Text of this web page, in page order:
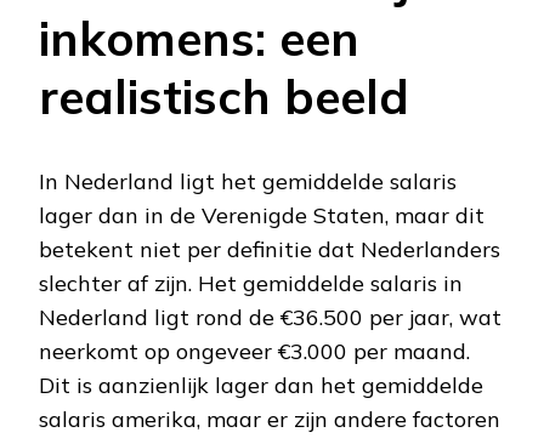
inkomens: een
realistisch beeld
In Nederland ligt het gemiddelde salaris
lager dan in de Verenigde Staten, maar dit
betekent niet per definitie dat Nederlanders
slechter af zijn. Het gemiddelde salaris in
Nederland ligt rond de €36.500 per jaar, wat
neerkomt op ongeveer €3.000 per maand.
Dit is aanzienlijk lager dan het gemiddelde
salaris amerika, maar er zijn andere factoren